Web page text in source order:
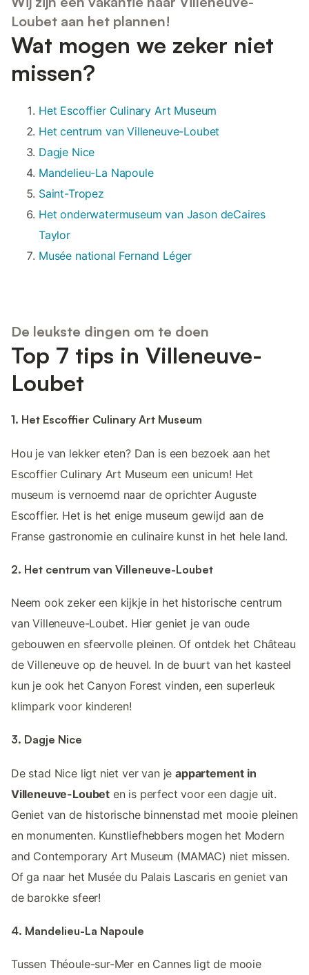
Loubet aan het plannen!
Wat mogen we zeker niet
missen?
Het Escoffier Culinary Art Museum
Het centrum van Villeneuve-Loubet
Dagje Nice
Mandelieu-La Napoule
Saint-Tropez
Het onderwatermuseum van Jason deCaires
Taylor
Musée national Fernand Léger
De leukste dingen om te doen
Top 7 tips in Villeneuve-
Loubet
1. Het Escoffier Culinary Art Museum
Hou je van lekker eten? Dan is een bezoek aan het
Escoffier Culinary Art Museum een unicum! Het
museum is vernoemd naar de oprichter Auguste
Escoffier. Het is het enige museum gewijd aan de
Franse gastronomie en culinaire kunst in het hele land.
2. Het centrum van Villeneuve-Loubet
Neem ook zeker een kijkje in het historische centrum
van Villeneuve-Loubet. Hier geniet je van oude
gebouwen en sfeervolle pleinen. Of ontdek het Château
de Villeneuve op de heuvel. In de buurt van het kasteel
kun je ook het Canyon Forest vinden, een superleuk
klimpark voor kinderen!
3. Dagje Nice
De stad Nice ligt niet ver van jeappartement in
Villeneuve-Loubet en is perfect voor een dagje uit.
Geniet van de historische binnenstad met mooie pleinen
en monumenten. Kunstliefhebbers mogen het Modern
and Contemporary Art Museum (MAMAC) niet missen.
Of ga naar het Musée du Palais Lascaris en geniet van
de barokke sfeer!
4. Mandelieu-La Napoule
Tussen Théoule-sur-Mer en Cannes ligt de mooie